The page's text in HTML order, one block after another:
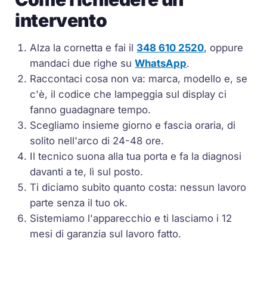
intervento
Alza la cornetta e fai il 348 610 2520, oppure
mandaci due righe suWhatsApp.
Raccontaci cosa non va: marca, modello e, se
c'è, il codice che lampeggia sul display ci
fanno guadagnare tempo.
Scegliamo insieme giorno e fascia oraria, di
solito nell'arco di 24-48 ore.
Il tecnico suona alla tua porta e fa la diagnosi
davanti a te, lì sul posto.
Ti diciamo subito quanto costa: nessun lavoro
parte senza il tuo ok.
Sistemiamo l'apparecchio e ti lasciamo i 12
mesi di garanzia sul lavoro fatto.